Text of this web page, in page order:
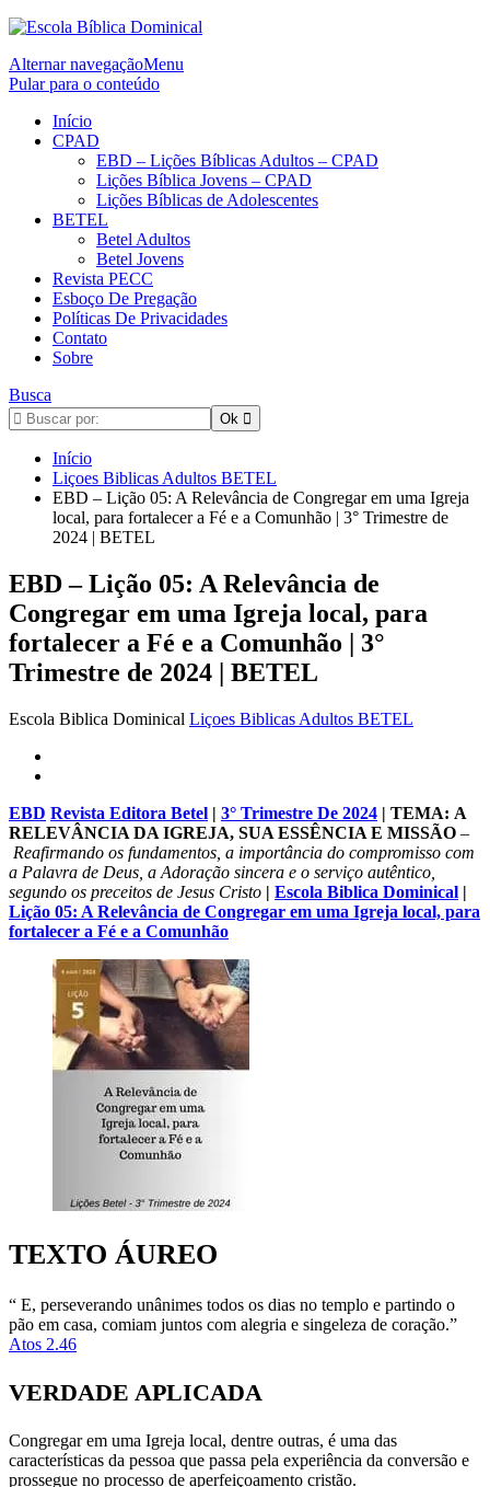
Alternar navegaçãoMenu
Pular para o conteúdo
Início
CPAD
EBD – Lições Bíblicas Adultos – CPAD
Lições Bíblica Jovens – CPAD
Lições Bíblicas de Adolescentes
BETEL
Betel Adultos
Betel Jovens
Revista PECC
Esboço De Pregação
Políticas De Privacidades
Contato
Sobre
Busca
Início
Liçoes Biblicas Adultos BETEL
EBD – Lição 05: A Relevância de Congregar em uma Igreja
local, para fortalecer a Fé e a Comunhão | 3° Trimestre de
2024 | BETEL
EBD – Lição 05: A Relevância de
Congregar em uma Igreja local, para
fortalecer a Fé e a Comunhão | 3°
Trimestre de 2024 | BETEL
Escola Biblica Dominical Liçoes Biblicas Adultos BETEL
EBD Revista Editora Betel | 3° Trimestre De 2024 | TEMA: A
RELEVÂNCIA DA IGREJA, SUA ESSÊNCIA E MISSÃO –
Reafirmando os fundamentos, a importância do compromisso com
a Palavra de Deus, a Adoração sincera e o serviço autêntico,
segundo os preceitos de Jesus Cristo | Escola Biblica Dominical |
Lição 05: A Relevância de Congregar em uma Igreja local, para
fortalecer a Fé e a Comunhão
TEXTO ÁUREO
“ E, perseverando unânimes todos os dias no templo e partindo o
pão em casa, comiam juntos com alegria e singeleza de coração.”
Atos 2.46
VERDADE APLICADA
Congregar em uma Igreja local, dentre outras, é uma das
características da pessoa que passa pela experiência da conversão e
prossegue no processo de aperfeiçoamento cristão.